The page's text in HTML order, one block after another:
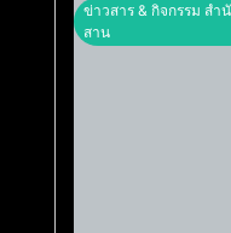
ข่าวสาร & กิจกรรม ส
สาน